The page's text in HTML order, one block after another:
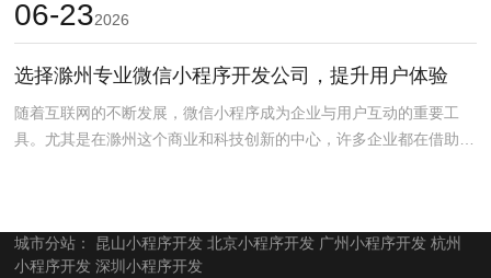
06-232026
选择滁州专业微信小程序开发公司，提升用户体验
随着互联网的不断发展，微信小程序成为企业与用户互动的重要工
具。尤其是在滁州这个商业和科技创新的中心，许多企业都在借助微
城市分站： 昆山小程序开发 北京小程序开发 广州小程序开发 杭州
小程序开发 深圳小程序开发